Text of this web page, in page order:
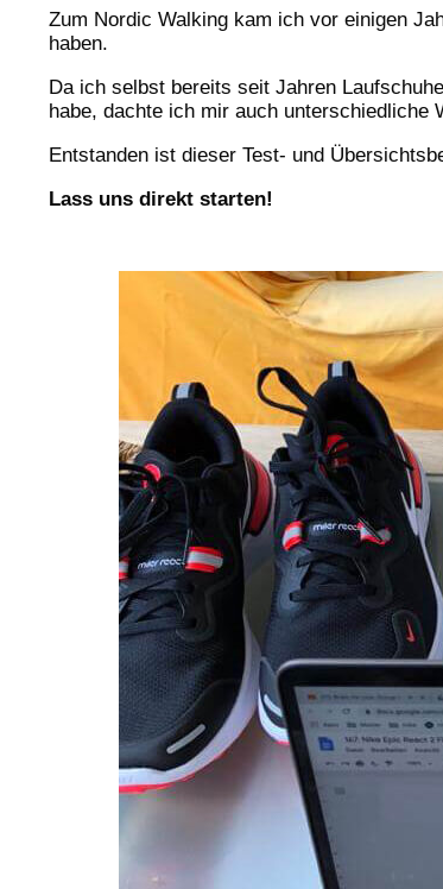
Zum Nordic Walking kam ich vor einigen
haben.
Da ich selbst bereits seit Jahren
habe, dachte ich mir auch unterschiedliche
Entstanden ist dieser Test- und
Lass uns direkt starten!